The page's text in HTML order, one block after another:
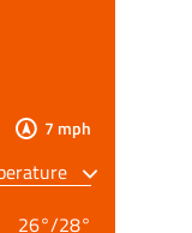
7 mph
26°/28°